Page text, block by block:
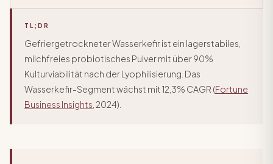
TL;DR
Gefriergetrockneter Wasserkefir ist ein lagerstabiles,
milchfreies probiotisches Pulver mit über 90%
Kulturviabilität nach der Lyophilisierung. Das
Wasserkefir-Segment wächst mit 12,3% CAGR (Fortune
Business Insights , 2024).